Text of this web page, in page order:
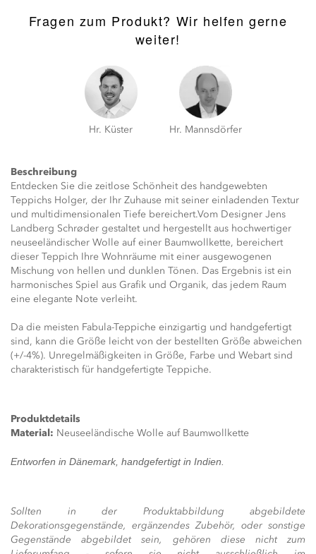
Fragen zum Produkt? Wir helfen gerne
weiter!
Hr. Küster Hr. Mannsdörfer
Beschreibung
Entdecken Sie die zeitlose Schönheit des handgewebten
Teppichs Holger, der Ihr Zuhause mit seiner einladenden Textur
und multidimensionalen Tiefe bereichert.Vom Designer Jens
Landberg Schrøder gestaltet und hergestellt aus hochwertiger
neuseeländischer Wolle auf einer Baumwollkette, bereichert
dieser Teppich Ihre Wohnräume mit einer ausgewogenen
Mischung von hellen und dunklen Tönen. Das Ergebnis ist ein
harmonisches Spiel aus Grafik und Organik, das jedem Raum
eine elegante Note verleiht.
Da die meisten Fabula-Teppiche einzigartig und handgefertigt
sind, kann die Größe leicht von der bestellten Größe abweichen
(+/-4%). Unregelmäßigkeiten in Größe, Farbe und Webart sind
charakteristisch für handgefertigte Teppiche.
Produktdetails
Material: Neuseeländische Wolle auf Baumwollkette
Entworfen in Dänemark, handgefertigt in Indien.
Sollten in der Produktabbildung abgebildete
Dekorationsgegenstände, ergänzendes Zubehör, oder sonstige
Gegenstände abgebildet sein, gehören diese nicht zum